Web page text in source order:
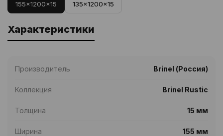
155x1200x15 135x1200x15
Характеристики
Производитель Brinel (Россия)
Коллекция Brinel Rustic
Толщина 15 мм
Ширина 155 мм